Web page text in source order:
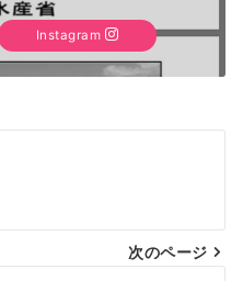
Instagram
次のページ